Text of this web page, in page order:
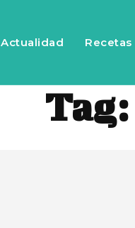
Actualidad Recetas
Tag: